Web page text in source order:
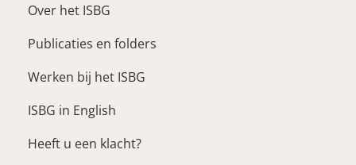
Over het ISBG
Publicaties en folders
Werken bij het ISBG
ISBG in English
Heeft u een klacht?